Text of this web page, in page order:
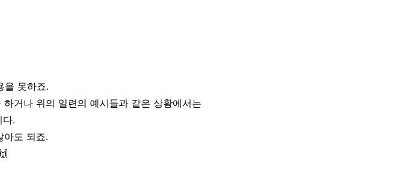
을 못하죠.
거나 위의 일련의 예시들과 같은 상황에서는
.
도 되죠.